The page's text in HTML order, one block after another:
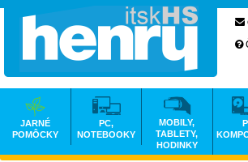
JARNÉ
POMÔCKY
PC,
NOTEBOOKY
MOBILY,
TABLETY,
HODINKY